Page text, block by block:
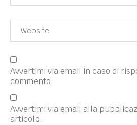
Avvertimi via email in caso di
commento.
Avvertimi via email alla
articolo.